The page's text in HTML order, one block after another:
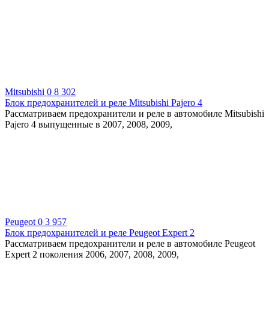
Mitsubishi 0 8 302
Блок предохранителей и реле Mitsubishi Pajero 4
Рассматриваем предохранители и реле в автомобиле Mitsubishi
Pajero 4 выпущенные в 2007, 2008, 2009,
Peugeot 0 3 957
Блок предохранителей и реле Peugeot Expert 2
Рассматриваем предохранители и реле в автомобиле Peugeot
Expert 2 поколения 2006, 2007, 2008, 2009,